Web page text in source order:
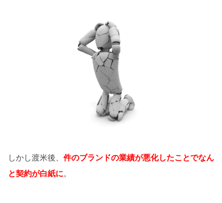
しかし渡米後、 件のブランドの業績が悪化したことでなん
と契約が白紙に。